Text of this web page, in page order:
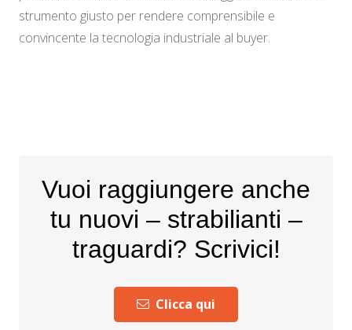
strumento giusto per rendere comprensibile e
convincente la tecnologia industriale al buyer.
Vuoi raggiungere anche
tu nuovi – strabilianti –
traguardi? Scrivici!
Clicca qui